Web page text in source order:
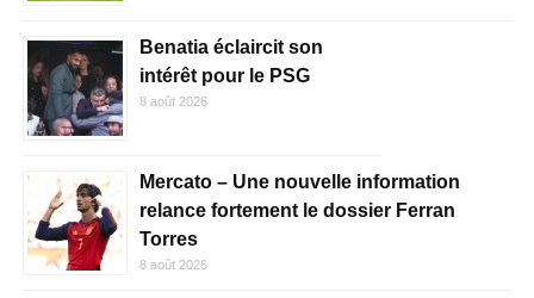
Benatia éclaircit son
intérêt pour le PSG
8 août 2026
Mercato – Une nouvelle information
relance fortement le dossier Ferran
Torres
8 août 2026